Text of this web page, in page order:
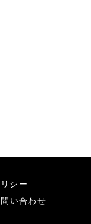
シー
い合わせ